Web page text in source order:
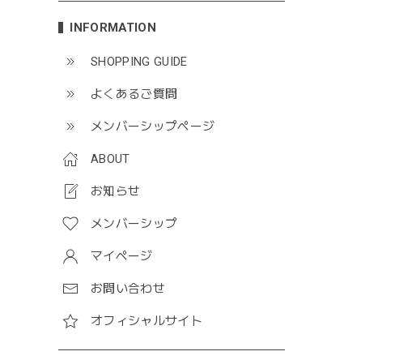
INFORMATION
SHOPPING GUIDE
よくあるご質問
メンバーシップページ
ABOUT
お知らせ
メンバーシップ
マイページ
お問い合わせ
オフィシャルサイト